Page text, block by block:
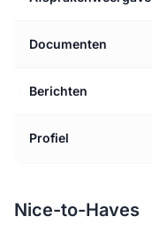
Documenten
Berichten
Profiel
Nice-to-Haves